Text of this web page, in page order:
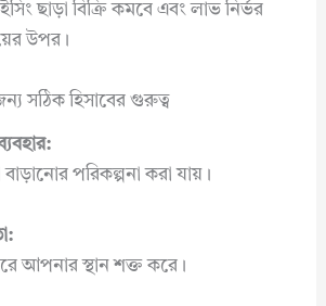
ছাড়া বিক্রি কমবে এবং লাভ নির্ভর
উপর।
সঠিক হিসাবের গুরুত্ব
পরিকল্পনা করা যায়।
আপনার স্থান শক্ত করে।